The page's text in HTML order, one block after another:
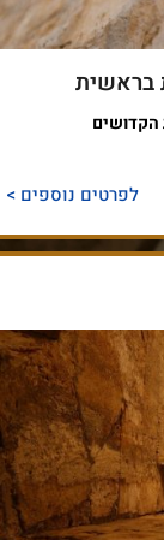
בראשית
הקדושים
לפרטים נוספים >